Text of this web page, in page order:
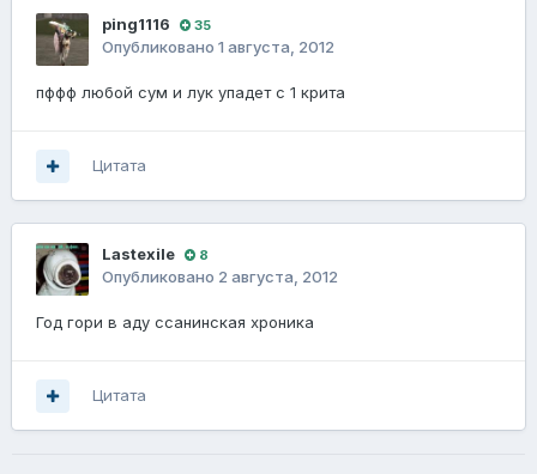
ping1116 35
Опубликовано 1 августа, 2012
пффф любой сум и лук упадет с 1 крита
Цитата
Lastexile 8
Опубликовано 2 августа, 2012
Год гори в аду ссанинская хроника
Цитата